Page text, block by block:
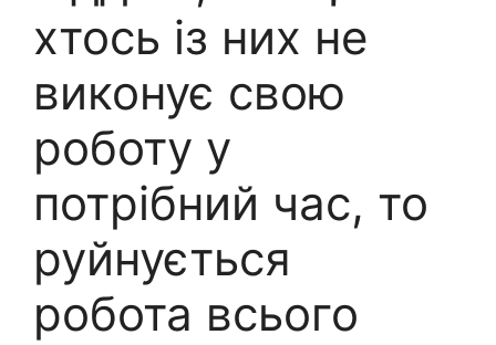
хтось із них не
виконує свою
роботу у
потрібний час, то
руйнується
робота всього